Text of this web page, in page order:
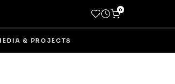
0
& PROJECTS